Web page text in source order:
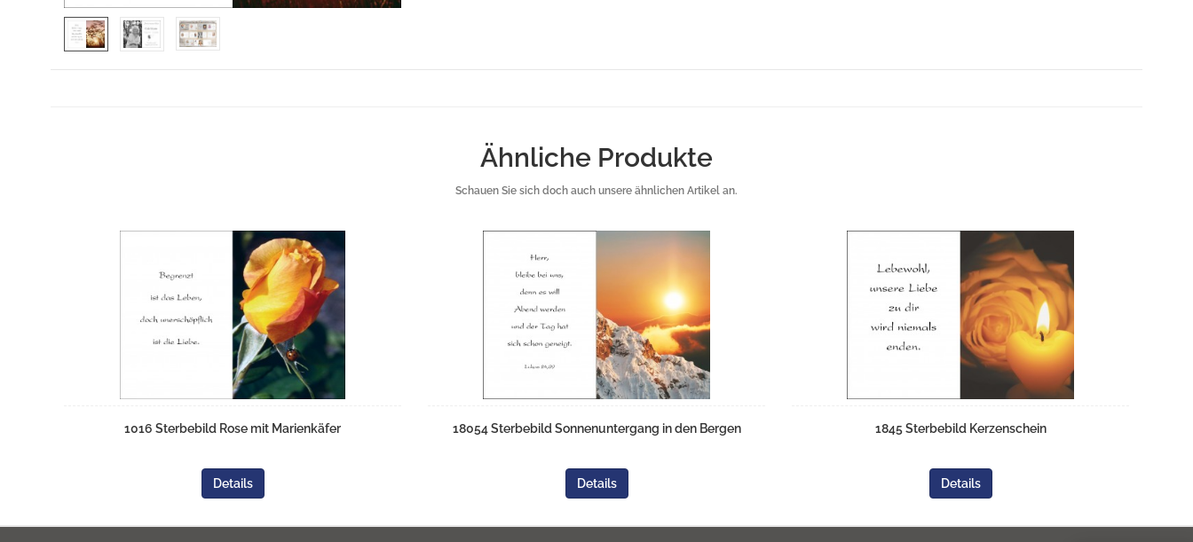
Ähnliche Produkte
Schauen Sie sich doch auch unsere ähnlichen Artikel an.
1016 Sterbebild Rose mit Marienkäfer
Details
18054 Sterbebild Sonnenuntergang in den Bergen
Details
1845 Sterbebild Kerzenschein
Details